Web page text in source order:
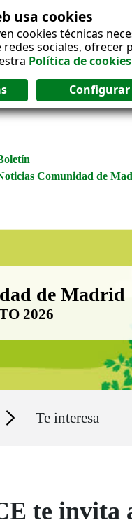
usa cookies
cookies técnicas
sociales, ofrecer
Política de cookies
Comunidad de
de
de Madrid
2026
Te interesa
te invita